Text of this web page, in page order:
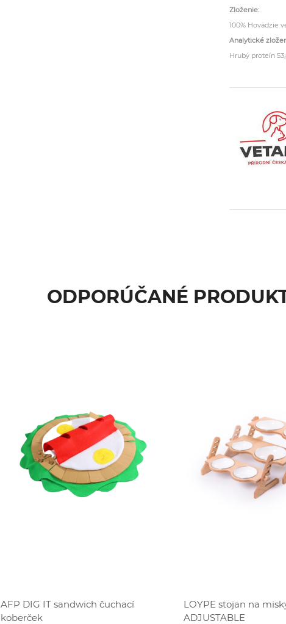
Zloženie:
100% Hovädzie
Analytické
Hrubý proteín
ODPORÚČANÉ
AFP DIG IT sandwich čuchací
koberček
LOYPE stojan na
ADJUSTABLE